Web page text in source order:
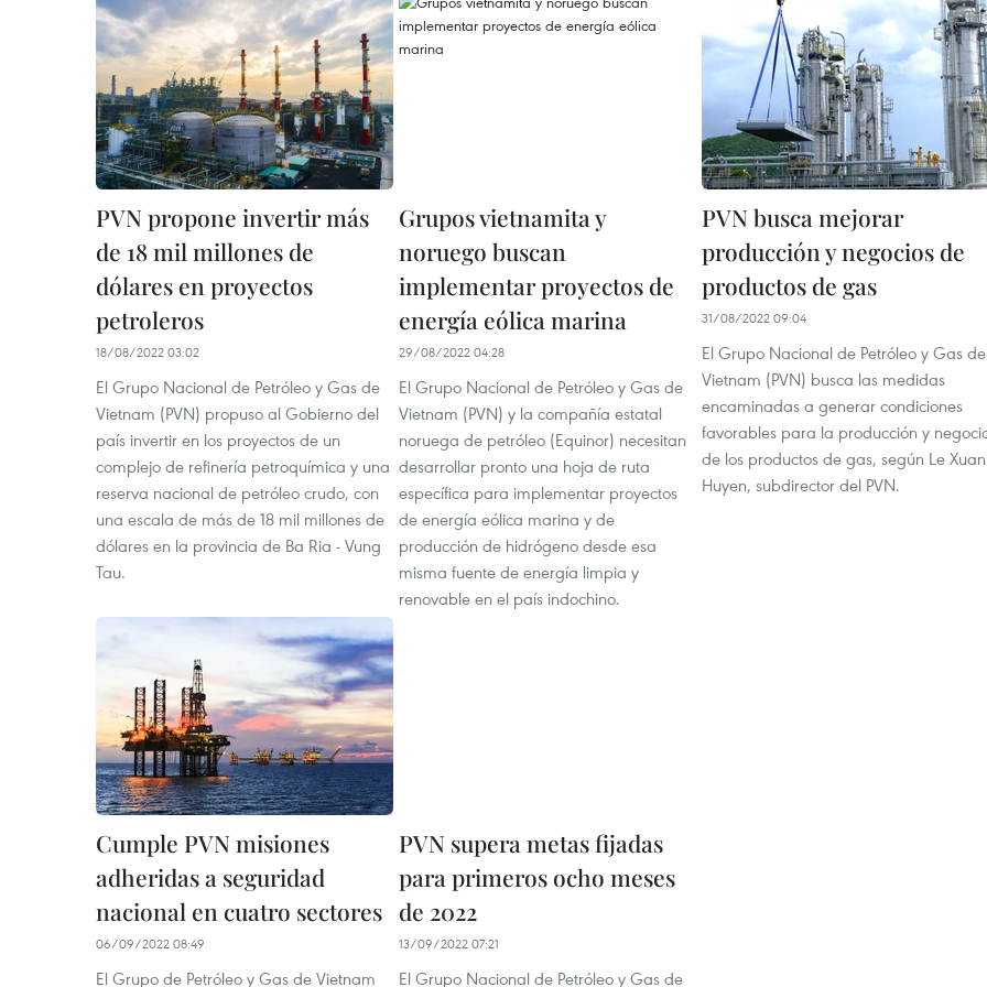
PVN propone invertir más
de 18 mil millones de
dólares en proyectos
petroleros
18/08/2022 03:02
El Grupo Nacional de Petróleo y Gas de
Vietnam (PVN) propuso al Gobierno del
país invertir en los proyectos de un
complejo de refinería petroquímica y una
reserva nacional de petróleo crudo, con
una escala de más de 18 mil millones de
dólares en la provincia de Ba Ria - Vung
Tau.
Grupos vietnamita y
noruego buscan
implementar proyectos de
energía eólica marina
29/08/2022 04:28
El Grupo Nacional de Petróleo y Gas de
Vietnam (PVN) y la compañía estatal
noruega de petróleo (Equinor) necesitan
desarrollar pronto una hoja de ruta
específica para implementar proyectos
de energía eólica marina y de
producción de hidrógeno desde esa
misma fuente de energía limpia y
renovable en el país indochino.
PVN busca mejorar
producción y negocios de
productos de gas
31/08/2022 09:04
El Grupo Nacional de Petróleo y Gas de
Vietnam (PVN) busca las medidas
encaminadas a generar condiciones
favorables para la producción y
de los productos de gas, según Le Xuan
Huyen, subdirector del PVN.
Cumple PVN misiones
adheridas a seguridad
nacional en cuatro sectores
06/09/2022 08:49
El Grupo de Petróleo y Gas de Vietnam
PVN supera metas fijadas
para primeros ocho meses
de 2022
13/09/2022 07:21
El Grupo Nacional de Petróleo y Gas de